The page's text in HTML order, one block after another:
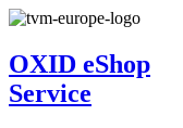
OXID eShop
Service